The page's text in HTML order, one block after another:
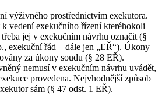
výživného prostřednictvím exekutora.
vedení exekučního řízení kteréhokoli
jej v exekučním návrhu označit (§
exekuční řád – dále jen „EŘ“). Úkony
za úkony soudu (§ 28 EŘ).
nemusí v exekučním návrhu uvádět,
provedena. Nejvhodnější způsob
sám (§ 47 odst. 1 EŘ).